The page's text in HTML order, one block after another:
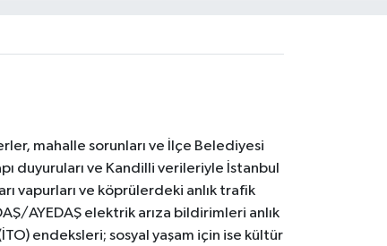
mahalle sorunları ve İlçe Belediyesi
duyuruları ve Kandilli verileriyle İstanbul
vapurları ve köprülerdeki anlık trafik
AYEDAŞ elektrik arıza bildirimleri anlık
endeksleri; sosyal yaşam için ise kültür